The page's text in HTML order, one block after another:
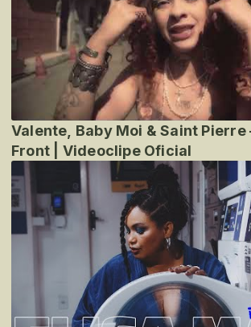
Valente, Baby Moi & Saint
Front | Videoclipe Oficial